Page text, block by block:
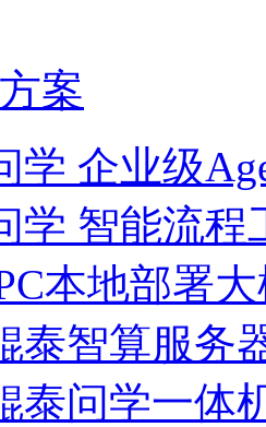
案
学 企业级
学 智能流程
本地部署
泰智算服务
泰问学一体